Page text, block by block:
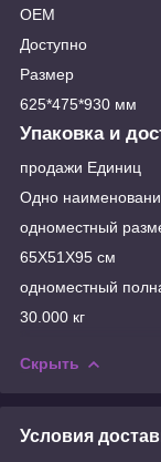
ОЕМ
Доступно
Размер
625*475*930 мм
Упаковка и
продажи Единиц
Одно
одноместный
65X51X95 см
одноместный
30.000 кг
Скрыть
Условия